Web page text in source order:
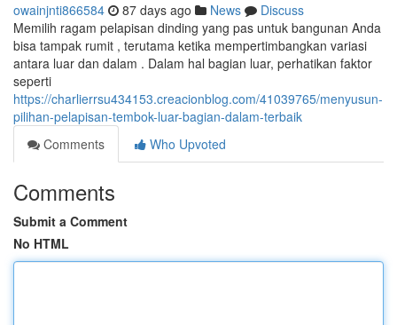
owainjnti866584 87 days ago News
Discuss
Memilih ragam pelapisan dinding yang pas untuk bangunan Anda
bisa tampak rumit , terutama ketika mempertimbangkan variasi
antara luar dan dalam . Dalam hal bagian luar, perhatikan faktor
seperti
https://charlierrsu434153.creacionblog.com/41039765/menyusun-
pilihan-pelapisan-tembok-luar-bagian-dalam-terbaik
Comments
Who Upvoted
Comments
Submit a Comment
No HTML